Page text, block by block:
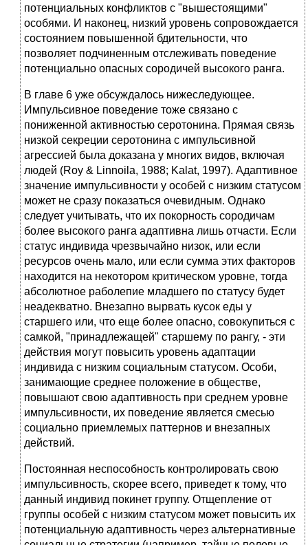
потенциальных конфликтов с "вышестоящими"
особями. И наконец, низкий уровень сопровождается
состоянием повышенной бдительности, что
позволяет подчиненным отслеживать поведение
потенциально опасных сородичей высокого ранга.
В главе 6 уже обсуждалось нижеследующее.
Импульсивное поведение тоже связано с
пониженной активностью серотонина. Прямая связь
низкой секреции серотонина с импульсивной
агрессией была доказана у многих видов, включая
людей (Roy & Linnoila, 1988; Kalat, 1997). Адаптивное
значение импульсивности у особей с низким статусом
может не сразу показаться очевидным. Однако
следует учитывать, что их покорность сородичам
более высокого ранга адаптивна лишь отчасти. Если
статус индивида чрезвычайно низок, или если
ресурсов очень мало, или если сумма этих факторов
находится на некотором критическом уровне, тогда
абсолютное раболепие младшего по статусу будет
неадекватно. Внезапно вырвать кусок еды у
старшего или, что еще более опасно, совокупиться с
самкой, "принадлежащей" старшему по рангу, - эти
действия могут повысить уровень адаптации
индивида с низким социальным статусом. Особи,
занимающие среднее положение в обществе,
повышают свою адаптивность при среднем уровне
импульсивности, их поведение является смесью
социально приемлемых паттернов и внезапных
действий.
Постоянная неспособность контролировать свою
импульсивность, скорее всего, приведет к тому, что
данный индивид покинет группу. Отщепление от
группы особей с низким статусом может повысить их
потенциальную адаптивность через альтернативные